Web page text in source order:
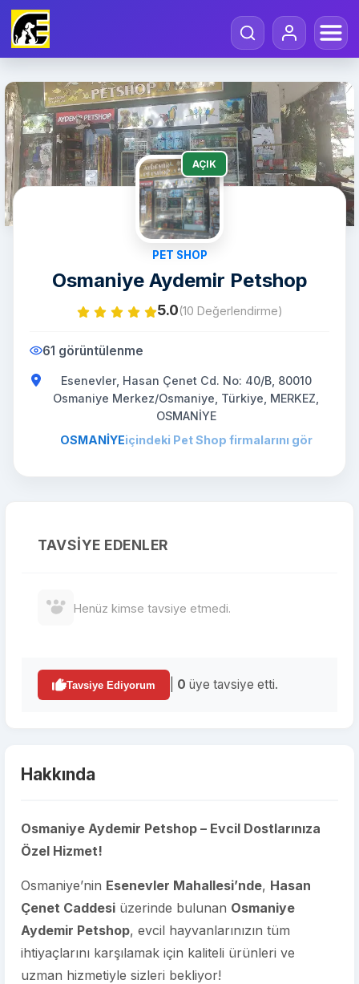
AÇIK
PET SHOP
Osmaniye Aydemir Petshop
5.0(10 Değerlendirme)
61 görüntülenme
Esenevler, Hasan Çenet Cd. No: 40/B, 80010
Osmaniye Merkez/Osmaniye, Türkiye, MERKEZ,
OSMANİYE
OSMANİYEiçindeki Pet Shop firmalarını gör
TAVSIYE EDENLER
Henüz kimse tavsiye etmedi.
Tavsiye Ediyorum 0 üye tavsiye etti.
Hakkında
Osmaniye Aydemir Petshop – Evcil Dostlarınıza
Özel Hizmet!
Osmaniye’nin Esenevler Mahallesi’nde, Hasan
Çenet Caddesi üzerinde bulunan Osmaniye
Aydemir Petshop, evcil hayvanlarınızın tüm
ihtiyaçlarını karşılamak için kaliteli ürünleri ve
uzman hizmetiyle sizleri bekliyor!